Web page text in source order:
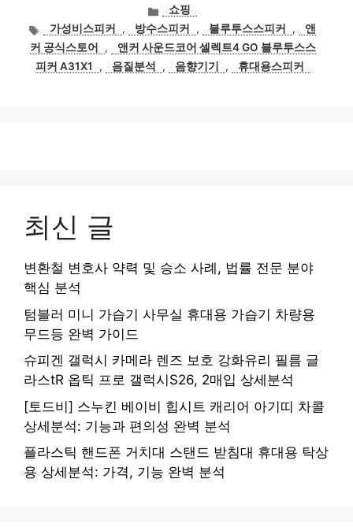
카
테
고
리
쇼핑
태
그
가성비스피커 , 방수스피커 , 블루투스스피커 ,
앤
커 공식스토어
,
앤커 사운드코어 셀렉트4 GO 블루투스스
피커 A31X1
, 음질분석 , 음향기기 , 휴대용스피커
최신 글
변환철 변호사 약력 및 승소 사례, 법률 전문 분야
핵심 분석
텀블러 미니 가습기 사무실 휴대용 가습기 차량용
무드등 완벽 가이드
슈피겐 갤럭시 카메라 렌즈 보호 강화유리 필름 글
라스tR 옵틱 프로 갤럭시S26, 2매입 상세분석
[토드비] 스누킨 베이비 힙시트 캐리어 아기띠 차콜
상세분석: 기능과 편의성 완벽 분석
플라스틱 핸드폰 거치대 스탠드 받침대 휴대용 탁상
용 상세분석: 가격, 기능 완벽 분석